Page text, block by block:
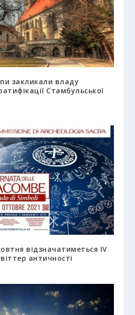
закликали владу
Стамбульської
відзначатиметься IV
античності